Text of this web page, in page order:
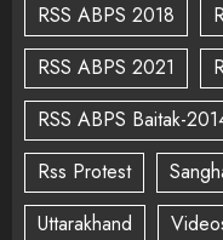
RSS ABPS 2018
RSS ABPS 2021
RSS ABPS Baitak-
Rss Protest
Uttarakhand